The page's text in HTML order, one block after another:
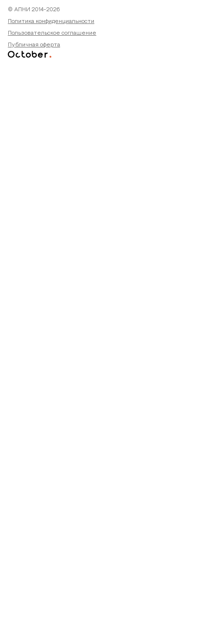
© АПНИ 2014-2026
Политика конфиденциальности
Пользовательское соглашение
Публичная оферта